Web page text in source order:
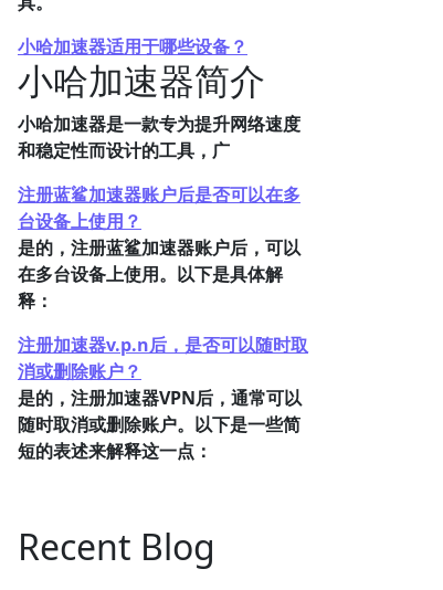
小哈加速器适用于哪些设备？
小哈加速器简介
小哈加速器是一款专为提升网络速度
和稳定性而设计的工具，广
注册蓝鲨加速器账户后是否可以在多
台设备上使用？
是的，注册蓝鲨加速器账户后，可以
在多台设备上使用。以下是具体解
释：
注册加速器v.p.n后，是否可以随时取
消或删除账户？
是的，注册加速器VPN后，通常可以
随时取消或删除账户。以下是一些简
短的表述来解释这一点：
Recent Blog